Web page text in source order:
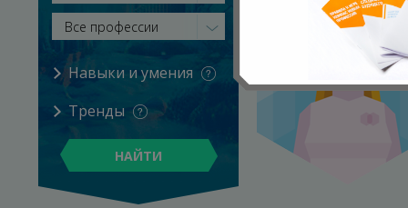
Все профессии
Навыки и умения
Тренды
НАЙТИ